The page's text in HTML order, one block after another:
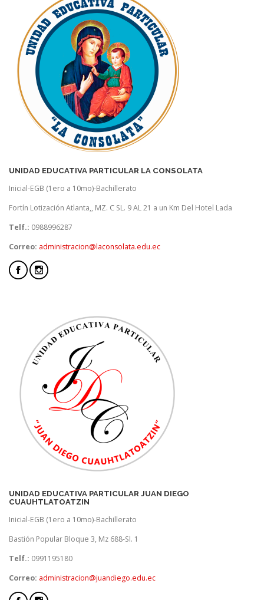
UNIDAD EDUCATIVA PARTICULAR LA CONSOLATA
Inicial-EGB (1ero a 10mo)-Bachillerato
Fortín Lotización Atlanta,, MZ. C SL. 9 AL 21 a un Km Del Hotel Lada
Telf.: 0988996287
Correo: administracion@laconsolata.edu.ec
UNIDAD EDUCATIVA PARTICULAR JUAN DIEGO
CUAUHTLATOATZIN
Inicial-EGB (1ero a 10mo)-Bachillerato
Bastión Popular Bloque 3, Mz 688-Sl. 1
Telf.: 0991195180
Correo: administracion@juandiego.edu.ec